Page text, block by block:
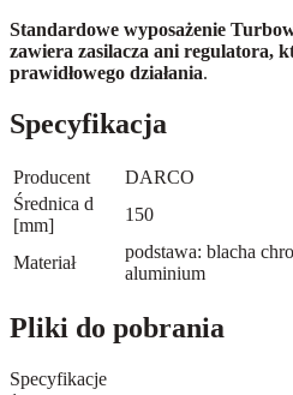
Standardowe wyposażenie
zawiera zasilacza ani regulatora,
prawidłowego działania.
Specyfikacja
Producent
DARCO
Średnica d
[mm]
150
Materiał
podstawa: blacha
aluminium
Pliki do pobrania
Specyfikacje